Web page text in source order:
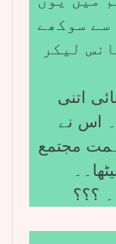
سے سوکھے
لیکر
اتنی
اس نے
مجتمع
؟؟؟